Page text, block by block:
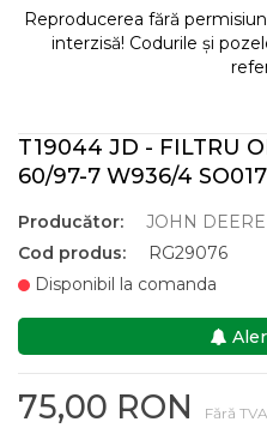
Reproducerea fără
interzisă! Codurile și
T19044 JD - FILTRU
60/97-7 W936/4
Producător:
JOHN DEERE
Cod produs:
RG29076
Disponibil la comanda
75,00 RON Fără